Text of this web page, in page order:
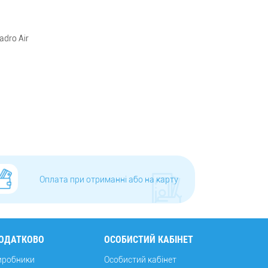
Air
Оплата при отриманні або на карту
ОСОБИСТИЙ КАБІНЕТ
Особистий кабінет